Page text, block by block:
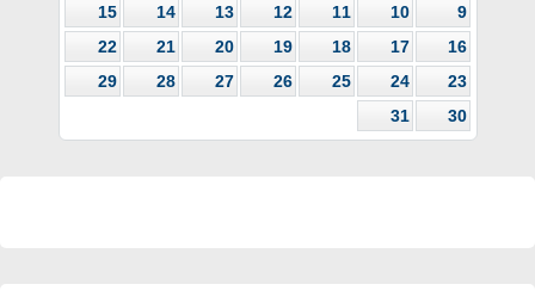
9
10
11
12
13
14
15
16
17
18
19
20
21
22
23
24
25
26
27
28
29
30
31